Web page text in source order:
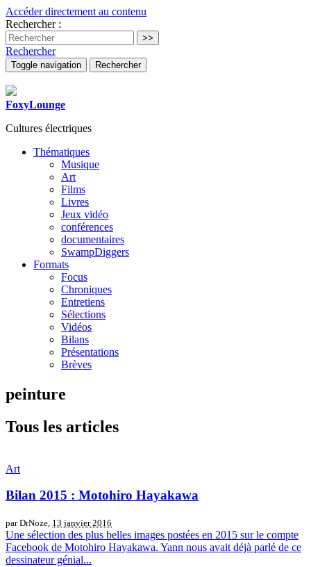
Accéder directement au contenu
Rechercher :
Rechercher
Toggle navigation Rechercher
FoxyLounge
Cultures électriques
Thématiques
Musique
Art
Films
Livres
Jeux vidéo
conférences
documentaires
SwampDiggers
Formats
Focus
Chroniques
Entretiens
Sélections
Vidéos
Bilans
Présentations
Brèves
peinture
Tous les articles
Art
Bilan 2015 : Motohiro Hayakawa
par DrNoze, 13 janvier 2016
Une sélection des plus belles images postées en 2015 sur le compte
Facebook de Motohiro Hayakawa. Yann nous avait déjà parlé de ce
dessinateur génial...